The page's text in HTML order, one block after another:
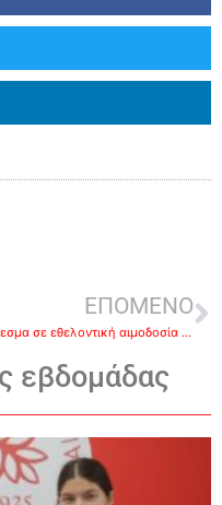
ΕΠΟΜΕΝΟ
Κάλεσμα σε εθελοντική αιμοδοσία από το Δημοτικό Σχολείο Λυγουριού
εβδομάδας